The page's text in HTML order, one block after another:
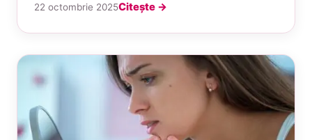
22 octombrie 2025Citește →